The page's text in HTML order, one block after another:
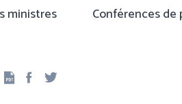
ministres Conférences de
Facebook